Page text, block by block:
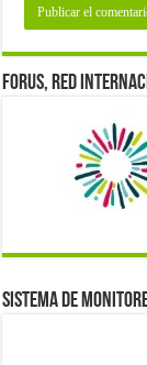
Forus, red
Sistema de